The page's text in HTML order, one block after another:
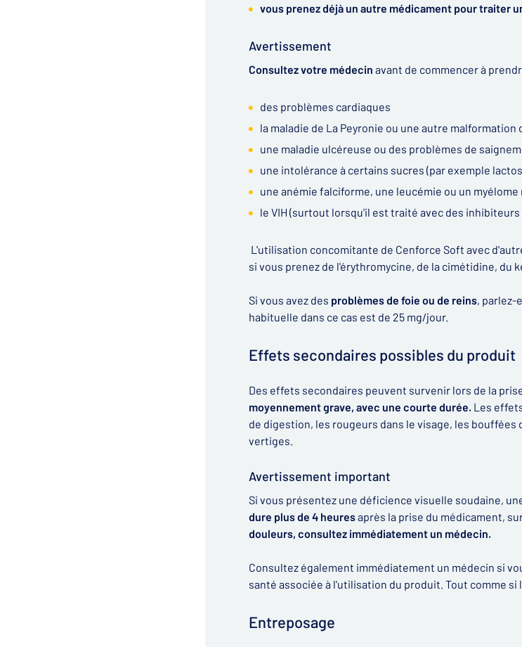
vous prenez déjà un autre médicament pour traiter
Avertissement
Consultez votre médecin avant de commencer à
des problèmes cardiaques
la maladie de La Peyronie ou une autre malformation
une maladie ulcéreuse ou des problèmes de
une intolérance à certains sucres (par exemple
une anémie falciforme, une leucémie ou un
le VIH (surtout lorsqu'il est traité avec des
L'utilisation concomitante de Cenforce Soft avec
si vous prenez de l'érythromycine, de la cimétidine, du
Si vous avez des problèmes de foie ou de reins, parlez-
habituelle dans ce cas est de 25 mg/jour.
Effets secondaires possibles du produit
Des effets secondaires peuvent survenir lors de la
moyennement grave, avec une courte durée. Les
de digestion, les rougeurs dans le visage, les
vertiges.
Avertissement important
Si vous présentez une déficience visuelle soudaine,
dure plus de 4 heuresaprès la prise du médicament,
douleurs, consultez immédiatement un médecin.
Consultez également immédiatement un médecin si
santé associée à l'utilisation du produit. Tout comme
Entreposage